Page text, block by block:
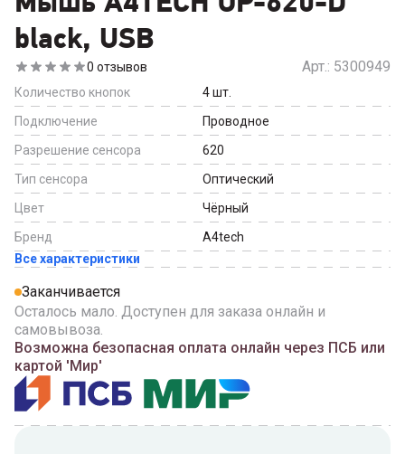
black, USB
0 отзывов Арт.: 5300949
Количество кнопок 4шт.
Подключение
Проводное
Разрешение сенсора
620
Тип сенсора
Оптический
Цвет
Чёрный
Бренд
A4tech
Все характеристики
Заканчивается
Осталось мало. Доступен для заказа онлайн и
самовывоза.
Возможна безопасная оплата онлайн через ПСБ или
картой 'Мир'